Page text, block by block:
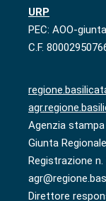
URP
PEC: AOO-
C.F.
Agenzia stampa
Giunta
Registrazione
Direttore